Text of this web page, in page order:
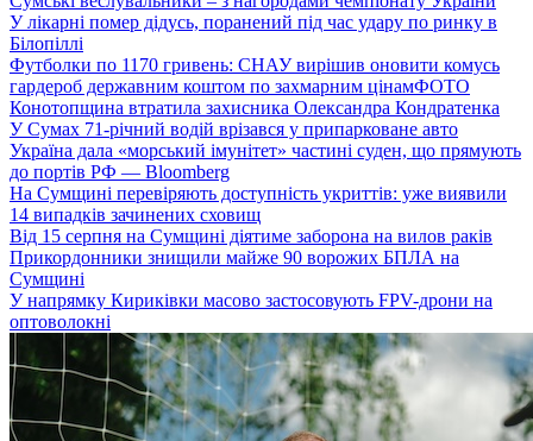
У лікарні помер дідусь, поранений під час удару по ринку в
Білопіллі
Футболки по 1170 гривень: СНАУ вирішив оновити комусь
гардероб державним коштом по захмарним цінамФОТО
Конотопщина втратила захисника Олександра Кондратенка
У Сумах 71-річний водій врізався у припарковане авто
Україна дала «морський імунітет» частині суден, що прямують
до портів РФ — Bloomberg
На Сумщині перевіряють доступність укриттів: уже виявили
14 випадків зачинених сховищ
Від 15 серпня на Сумщині діятиме заборона на вилов раків
Прикордонники знищили майже 90 ворожих БПЛА на
Сумщині
У напрямку Кириківки масово застосовують FPV-дрони на
оптоволокні